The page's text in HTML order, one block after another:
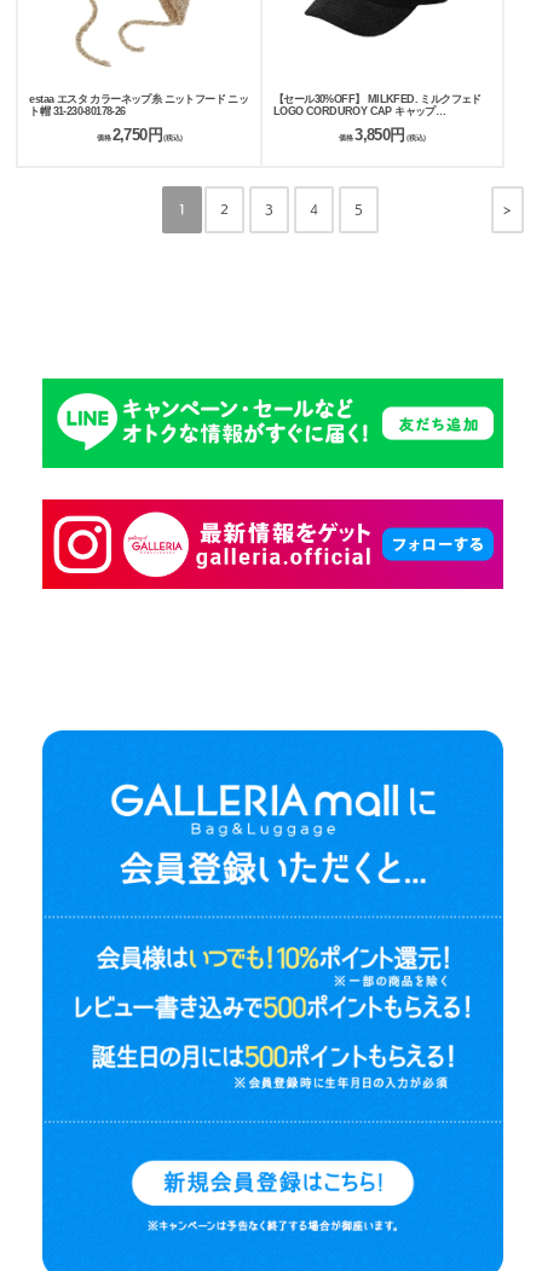
estaa エスタ カラーネップ糸 ニットフード ニッ
ト帽 31-230-80178-26
価格 2,750円 (税込)
【セール30%OFF】 MILKFED. ミルクフェド
LOGO CORDUROY CAP キャップ
価格3,850円 (税込)
>
1 2 3 4 5